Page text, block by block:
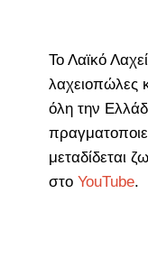
Το Λαϊκό
λαχειοπώλες
όλη την
μεταδίδεται
στο YouTube.